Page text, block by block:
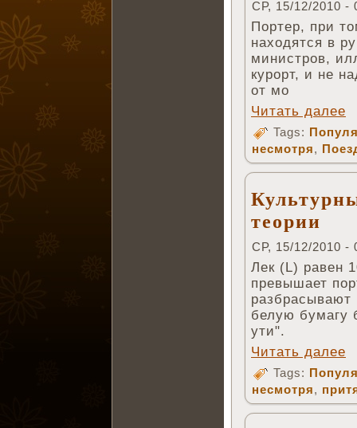
СР, 15/12/2010 -
Портер, при
находятся в
министров,
курорт, и не
от мо
Читать далее
Tags:
несмотря,
теории
СР, 15/12/2010 -
Лек (L) равен
превышает
разбрасывают
белую бумагу
ути".
Читать далее
Tags:
несмотря,